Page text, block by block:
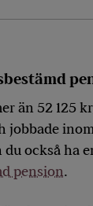
än 52 125
jobbade
också ha
pension.